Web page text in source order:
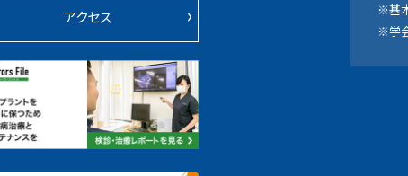
アクセス
※基
※学